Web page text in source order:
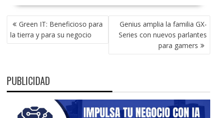
NAVEGACIÓN
DE
ENTRADAS
Green IT: Beneficioso para
la tierra y para su negocio
Genius amplia la familia GX-
Series con nuevos parlantes
para gamers
PUBLICIDAD